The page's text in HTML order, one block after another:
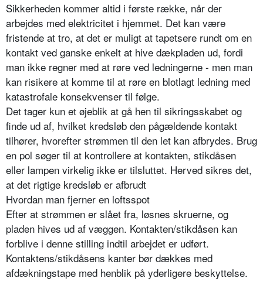
Sikkerheden kommer altid i første række, når der
arbejdes med elektricitet i hjemmet. Det kan være
fristende at tro, at det er muligt at tapetsere rundt om en
kontakt ved ganske enkelt at hive dækpladen ud, fordi
man ikke regner med at røre ved ledningerne - men man
kan risikere at komme til at røre en blotlagt ledning med
katastrofale konsekvenser til følge.
Det tager kun et øjeblik at gå hen til sikringsskabet og
finde ud af, hvilket kredsløb den pågældende kontakt
tilhører, hvorefter strømmen til den let kan afbrydes. Brug
en pol søger til at kontrollere at kontakten, stikdåsen
eller lampen virkelig ikke er tilsluttet. Herved sikres det,
at det rigtige kredsløb er afbrudt
Hvordan man fjerner en loftsspot
Efter at strømmen er slået fra, løsnes skruerne, og
pladen hives ud af væggen. Kontakten/stikdåsen kan
forblive i denne stilling indtil arbejdet er udført.
Kontaktens/stikdåsens kanter bør dækkes med
afdækningstape med henblik på yderligere beskyttelse.